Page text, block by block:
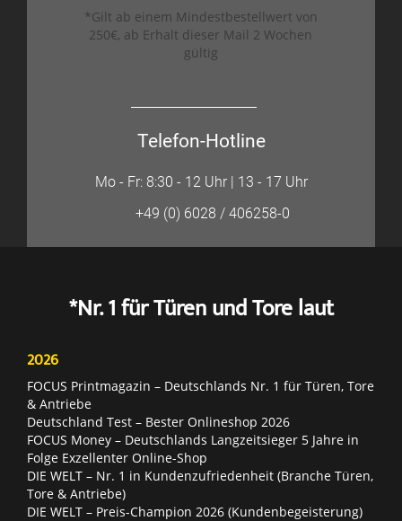
*Gilt ab einem Mindestbestellwert von
250€, ab Erhalt dieser Mail 2 Wochen
gültig
Telefon-Hotline
Mo - Fr: 8:30 - 12 Uhr | 13 - 17 Uhr
+49 (0) 6028 / 406258-0
*Nr. 1 für Türen und Tore laut
2026
FOCUS Printmagazin – Deutschlands Nr. 1 für Türen, Tore
& Antriebe
Deutschland Test – Bester Onlineshop 2026
FOCUS Money – Deutschlands Langzeitsieger 5 Jahre in
Folge Exzellenter Online-Shop
DIE WELT – Nr. 1 in Kundenzufriedenheit (Branche Türen,
Tore & Antriebe)
DIE WELT – Preis-Champion 2026 (Kundenbegeisterung)